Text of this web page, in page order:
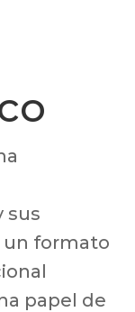
sus
un formato
papel de